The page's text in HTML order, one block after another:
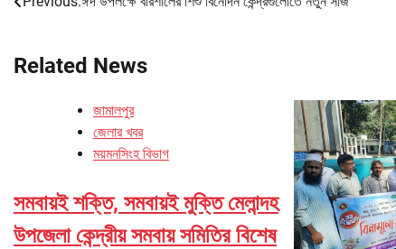
Post
Related News
জামালপুর
জেলার খবর
ময়মনসিংহ বিভাগ
সমবায়ই শক্তি, সমবায়ই মুক্তি মেলান্দহ
উপজেলা কেন্দ্রীয় সমবায় সমিতির বিশেষ